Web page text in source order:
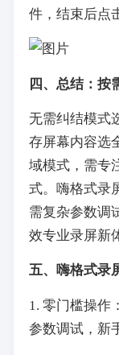
件，结束后点
四、总结：按
无需纠结模式
存屏幕内容选
域模式，需专
式。嗨格式录
需复杂参数调
效专业录屏新
五、嗨格式录
1. 零门槛操作
参数调试，新